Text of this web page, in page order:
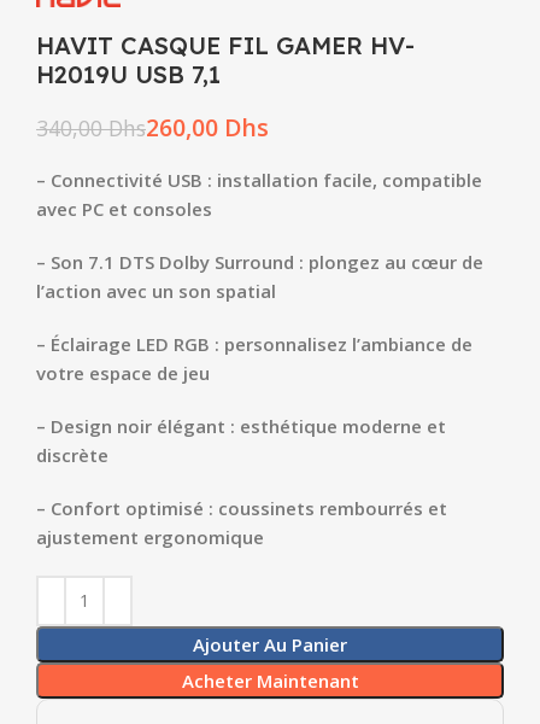
HAVIT CASQUE FIL GAMER HV-
H2019U USB 7,1
340,00Dhs260,00 Dhs
– Connectivité USB : installation facile, compatible
avec PC et consoles
– Son 7.1 DTS Dolby Surround : plongez au cœur de
l’action avec un son spatial
– Éclairage LED RGB : personnalisez l’ambiance de
votre espace de jeu
– Design noir élégant : esthétique moderne et
discrète
– Confort optimisé : coussinets rembourrés et
ajustement ergonomique
Ajouter Au Panier
Acheter Maintenant